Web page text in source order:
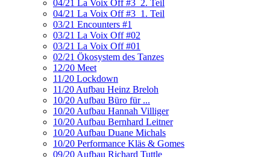
04/21 La Voix Off #3_2. Teil
04/21 La Voix Off #3_1. Teil
03/21 Encounters #1
03/21 La Voix Off #02
03/21 La Voix Off #01
02/21 Ökosystem des Tanzes
12/20 Meet
11/20 Lockdown
11/20 Aufbau Heinz Breloh
10/20 Aufbau Büro für ...
10/20 Aufbau Hannah Villiger
10/20 Aufbau Bernhard Leitner
10/20 Aufbau Duane Michals
10/20 Performance Kläs & Gomes
09/20 Aufbau Richard Tuttle